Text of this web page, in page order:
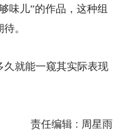
味儿”的作品，这种组
。
久就能一窥其实际表现
责任编辑 : 周星雨